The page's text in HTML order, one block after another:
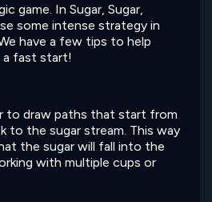
game. In Sugar, Sugar,
some intense strategy in
have a few tips to help
fast start!
to draw paths that start from
to the sugar stream. This way
the sugar will fall into the
with multiple cups or